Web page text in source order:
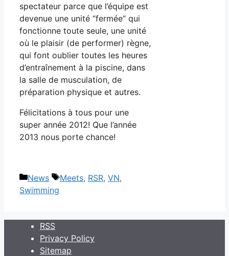
spectateur parce que l’équipe est
devenue une unité “fermée” qui
fonctionne toute seule, une unité
où le plaisir (de performer) règne,
qui font oublier toutes les heures
d’entraînement à la piscine, dans
la salle de musculation, de
préparation physique et autres.
Félicitations à tous pour une
super année 2012! Que l’année
2013 nous porte chance!
Categories
News Tags
Meets, RSR, VN,
Swimming
RSS
Privacy Policy
Sitemap